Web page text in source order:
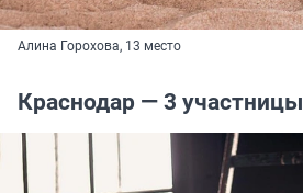
Алина Горохова, 13 место
Краснодар — 3 участницы